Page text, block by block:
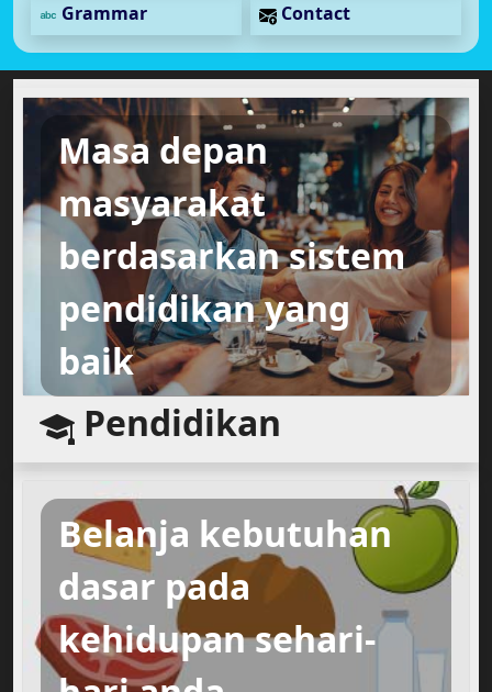
Grammar Contact
Masa depan
masyarakat
berdasarkan sistem
pendidikan yang
baik
Pendidikan
Belanja kebutuhan
dasar pada
kehidupan sehari-